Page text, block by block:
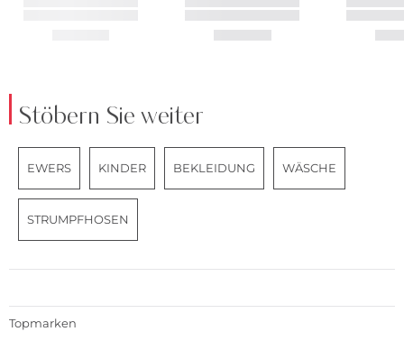
Stöbern Sie weiter
EWERS KINDER BEKLEIDUNG WÄSCHE
STRUMPFHOSEN
Topmarken